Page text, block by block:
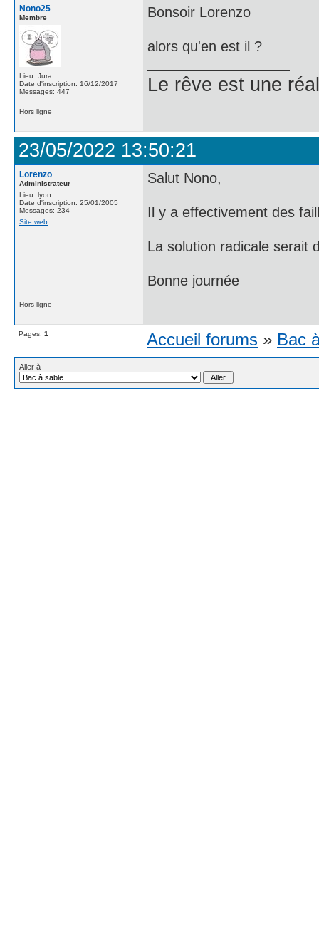
Nono25
Membre
Lieu: Jura
Date d'inscription: 16/12/2017
Messages: 447
Bonsoir Lorenzo
alors qu'en est il ?
Le rêve est une
Hors ligne
23/05/2022 13:50:21
Lorenzo
Administrateur
Lieu: lyon
Date d'inscription: 25/01/2005
Messages: 234
Site web
Salut Nono,
Il y a effectivement des
La solution radicale serait
Bonne journée
Hors ligne
Pages: 1 Accueil forums » Bac
Aller à